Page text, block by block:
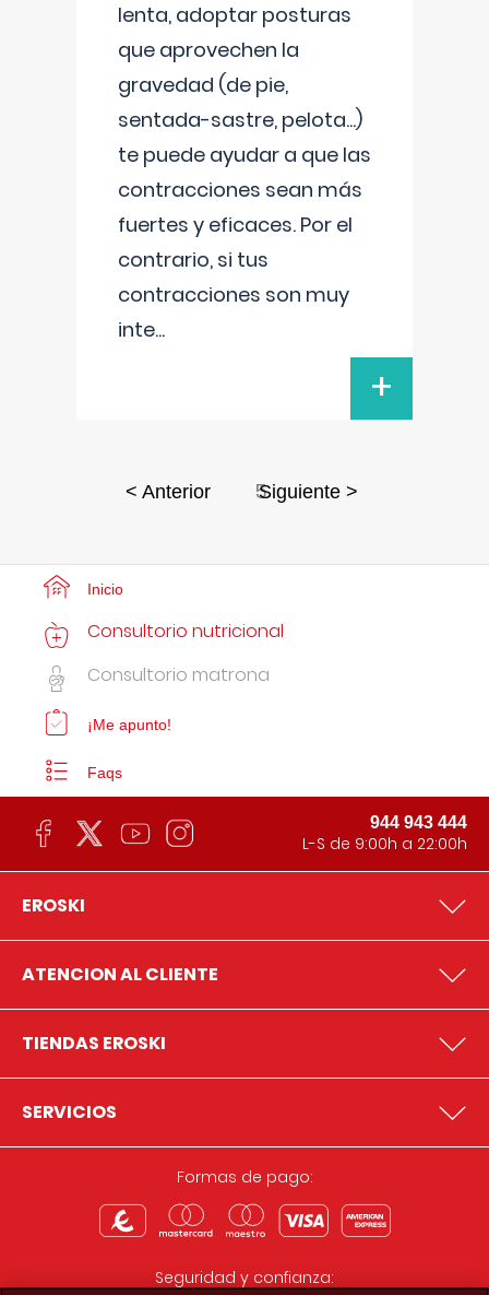
lenta, adoptar posturas
que aprovechen la
gravedad (de pie,
sentada-sastre, pelota...)
te puede ayudar a que las
contracciones sean más
fuertes y eficaces. Por el
contrario, si tus
contracciones son muy
inte...
+
< Anterior 5
Siguiente >
Inicio
Consultorio nutricional
Consultorio matrona
¡Me apunto!
Faqs
944 943 444
L-S de 9:00h a 22:00h
EROSKI
ATENCION AL CLIENTE
TIENDAS EROSKI
SERVICIOS
Formas de pago:
Seguridad y confianza: